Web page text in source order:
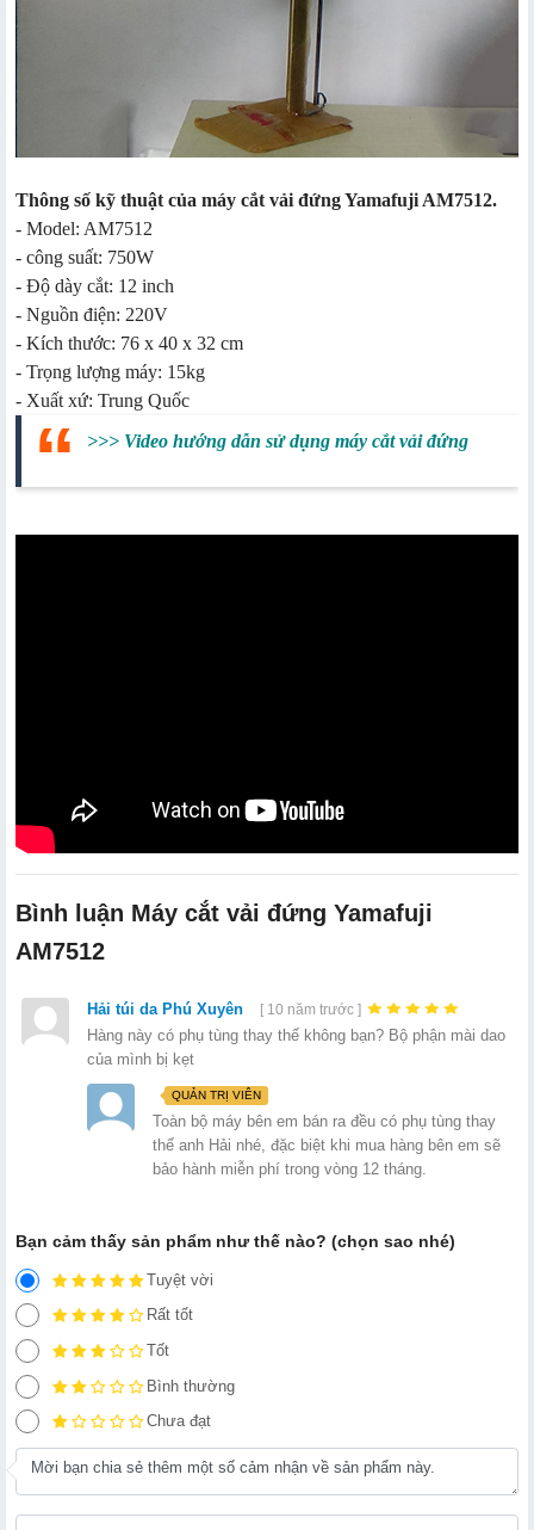
Thông số kỹ thuật của máy cắt vải đứng Yamafuji AM7512.
- Model: AM7512
- công suất: 750W
- Độ dày cắt: 12 inch
- Nguồn điện: 220V
- Kích thước: 76 x 40 x 32 cm
- Trọng lượng máy: 15kg
- Xuất xứ: Trung Quốc
>>> Video hướng dẫn sử dụng máy cắt vải đứng
Bình luận Máy cắt vải đứng Yamafuji
AM7512
Hải túi da Phú Xuyên [ 10 năm trước ]
Hàng này có phụ tùng thay thế không bạn? Bộ phận mài dao
của mình bị kẹt
QUẢN TRỊ VIÊN
Toàn bộ máy bên em bán ra đều có phụ tùng thay
thế anh Hải nhé, đặc biệt khi mua hàng bên em sẽ
bảo hành miễn phí trong vòng 12 tháng.
Bạn cảm thấy sản phẩm như thế nào? (chọn sao nhé)
Tuyệt vời
Rất tốt
Tốt
Bình thường
Chưa đạt